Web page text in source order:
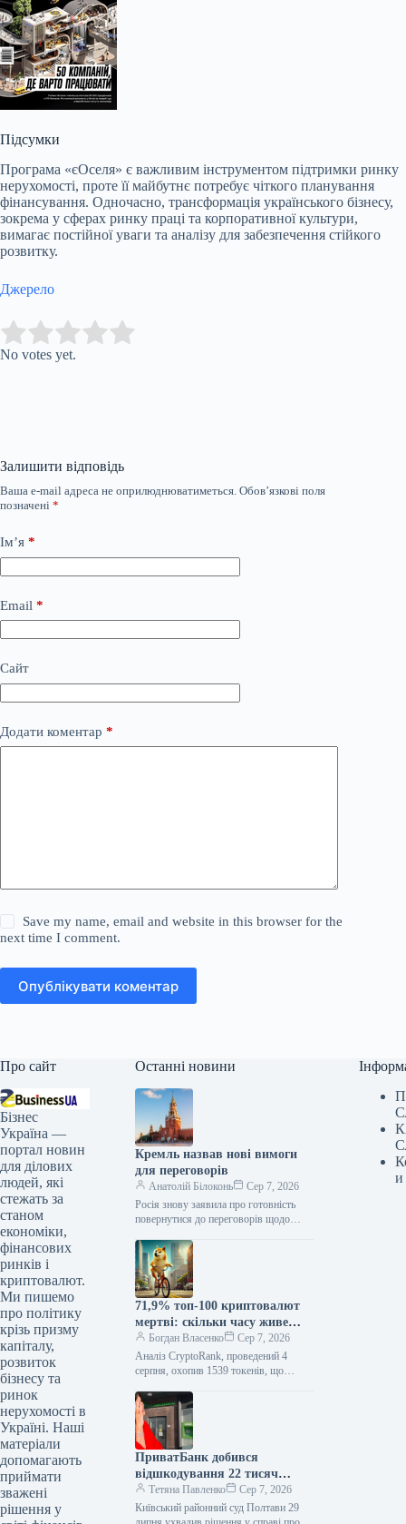
Підсумки
Програма «єОселя» є важливим інструментом підтримки ринку
нерухомості, проте її майбутнє потребує чіткого планування
фінансування. Одночасно, трансформація українського бізнесу,
зокрема у сферах ринку праці та корпоративної культури,
вимагає постійної уваги та аналізу для забезпечення стійкого
розвитку.
Джерело
Rate this item:
No votes yet.
Залишити відповідь
Ваша e-mail адреса не оприлюднюватиметься. Обов’язкові поля
позначені *
Ім’я *
Email *
Сайт
Додати коментар *
Save my name, email and website in this browser for the
next time I comment.
Опублікувати коментар
Про сайт
Бізнес
Україна —
портал новин
для ділових
людей, які
стежать за
станом
економіки,
фінансових
ринків і
криптовалют.
Ми пишемо
про політику
крізь призму
капіталу,
розвиток
бізнесу та
ринок
нерухомості в
Україні. Наші
матеріали
допомагають
приймати
зважені
рішення у
Останні новини
Кремль назвав нові вимоги
для переговорів
Анатолій Білоконь
Сер 7, 2026
Росія знову заявила про готовність
повернутися до переговорів щодо
проте висунула умови. Москва
наголошує, що для…
71,9% топ-100 криптовалют
мертві: скільки часу живе
монета?
Богдан Власенко
Сер 7, 2026
Аналіз CryptoRank, проведений 4
серпня, охопив 1539 токенів, що
Виявилося, що 71,9% з них вже не…
ПриватБанк добився
відшкодування 22 тисяч
гривень за простроченим
кредитом
Тетяна Павленко
Сер 7, 2026
Київський районний суд Полтави 29
и